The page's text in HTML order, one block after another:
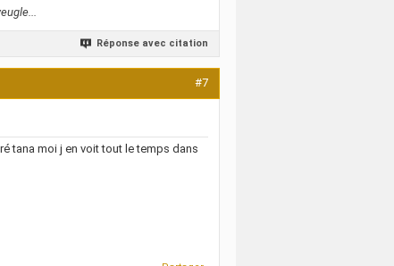
Réponse avec citation
#7
tana moi j en voit tout le temps dans